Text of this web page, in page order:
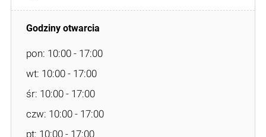
pon: 10:00 - 17:00
wt: 10:00 - 17:00
śr: 10:00 - 17:00
czw: 10:00 - 17:00
pt: 10:00 - 17:00